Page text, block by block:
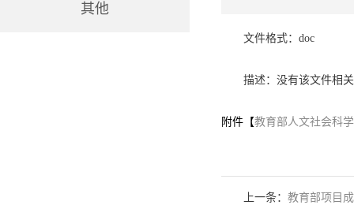
其他
文件格式：doc
描述：没有该文件相
附件【教育部人文社会科
上一条： 教育部项目